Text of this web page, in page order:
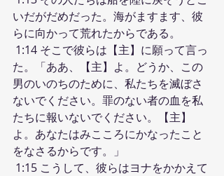
いだがだめだった。海がますます、彼
らに向かって荒れたからである。
た。「ああ、【主】よ。どうか、この
男のいのちのために、私たちを滅ぼさ
ないでください。罪のない者の血を私
たちに報いないでください。【主】
よ。あなたはみこころにかなったこと
をなさるからです。」